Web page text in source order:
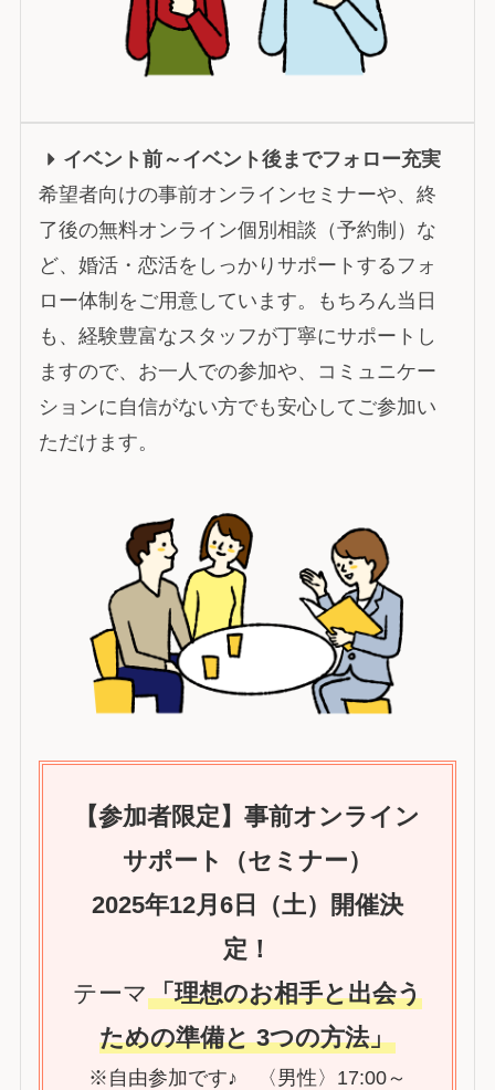
イベント前～イベント後までフォロー充実
希望者向けの事前オンラインセミナーや、終
了後の無料オンライン個別相談（予約制）な
ど、婚活・恋活をしっかりサポートするフォ
ロー体制をご用意しています。もちろん当日
も、経験豊富なスタッフが丁寧にサポートし
ますので、お一人での参加や、コミュニケー
ションに自信がない方でも安心してご参加い
ただけます。
【参加者限定】事前オンライン
サポート（セミナー）
2025年12月6日（土）開催決
定！
テーマ「理想のお相手と出会う
ための準備と 3つの方法」
※自由参加です♪ 〈男性〉17:00～